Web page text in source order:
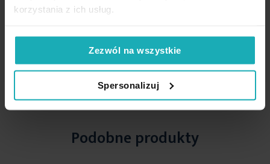
korzystania z ich usług.
Zezwól na wszystkie
Spersonalizuj
szerokość: 55 cm
skład: 100% poliester - welwet
45,90 zł
Dodaj do koszyka Dodaj do listy życzeń
High-contrast mode
Podobne produkty